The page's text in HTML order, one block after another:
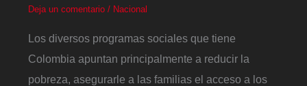
Deja un comentario / Nacional
Los diversos programas sociales que tiene
Colombia apuntan principalmente a reducir la
pobreza, asegurarle a las familias el acceso a los